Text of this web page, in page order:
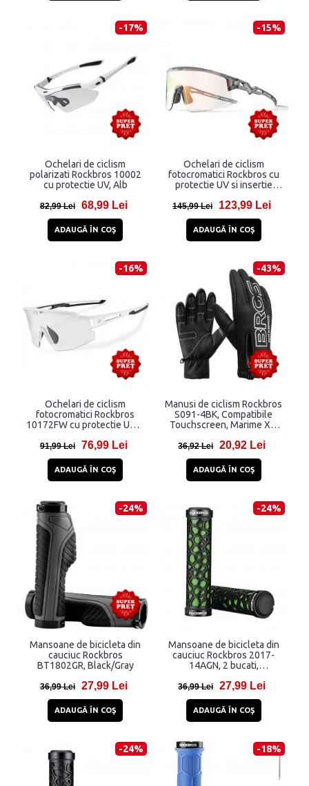
-17%
Ochelari de ciclism
polarizati Rockbros 10002
cu protectie UV, Alb
82,99 Lei 68,99 Lei
ADAUGĂ ÎN COŞ
-15%
Ochelari de ciclism
fotocromatici Rockbros cu
protectie UV si insertie
Transparent/Negru
145,99 Lei 123,99 Lei
ADAUGĂ ÎN COŞ
-16%
Ochelari de ciclism
fotocromatici Rockbros
10172FW cu protectie UV si
Transparet/Alb
91,99 Lei 76,99 Lei
ADAUGĂ ÎN COŞ
-43%
Manusi de ciclism Rockbros
S091-4BK, Compatibile
Touchscreen, Marime XL,
36,92 Lei 20,92 Lei
ADAUGĂ ÎN COŞ
-24%
Mansoane de bicicleta din
cauciuc Rockbros
BT1802GR, Black/Gray
36,99 Lei 27,99 Lei
ADAUGĂ ÎN COŞ
-24%
Mansoane de bicicleta din
cauciuc Rockbros 2017-
14AGN, 2 bucati,
36,99 Lei 27,99 Lei
ADAUGĂ ÎN COŞ
-24% -18%